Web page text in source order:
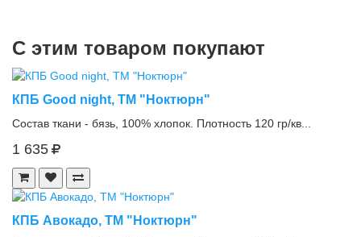
С этим товаром покупают
КПБ Good night, ТМ "Ноктюрн"
Состав ткани - бязь, 100% хлопок. Плотность 120 гр/кв...
1 635
КПБ Авокадо, ТМ "Ноктюрн"